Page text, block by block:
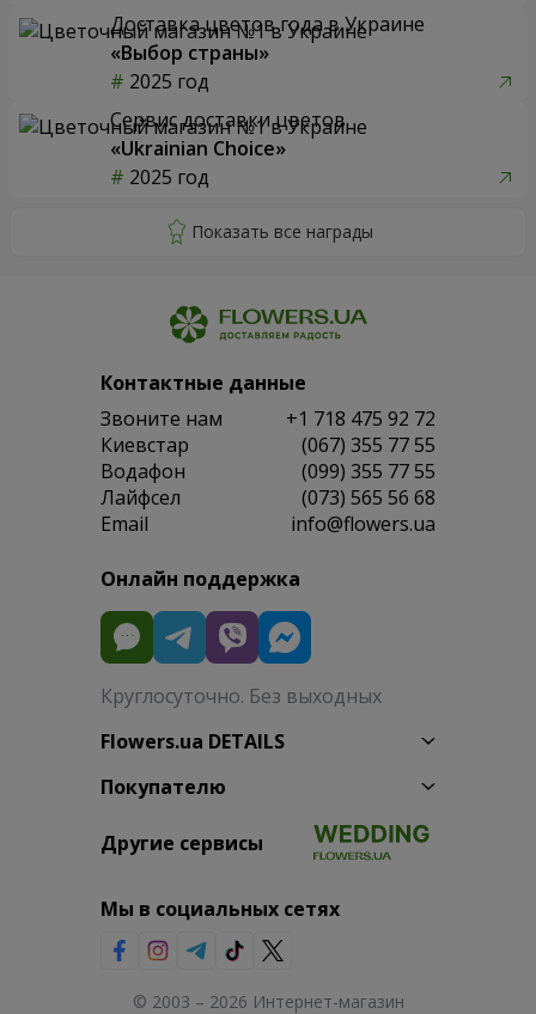
Доставка цветов года в Украине
«Выбор страны»
2025 год
Сервис доставки цветов
«Ukrainian Choice»
2025 год
Контактные данные
Звоните нам
+1 718 475 92 72
Киевстар
(067) 355 77 55
Водафон
(099) 355 77 55
Лайфсел
(073) 565 56 68
Email
info@flowers.ua
Онлайн поддержка
Круглосуточно. Без выходных
Flowers.ua DETAILS
Покупателю
Другие сервисы
Мы в социальных сетях
© 2003 – 2026 Интернет-магазин